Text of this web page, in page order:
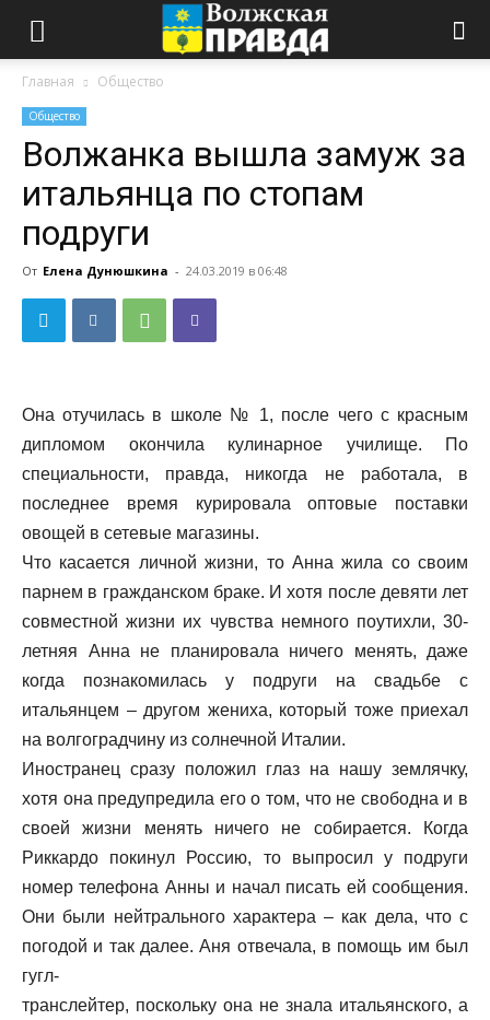
Главная Общество
Общество
Волжанка вышла замуж за
итальянца по стопам
подруги
От Елена Дунюшкина - 24.03.2019 в 06:48
Она отучилась в школе № 1, после чего с красным
дипломом окончила кулинарное училище. По
специальности, правда, никогда не работала, в
последнее время курировала оптовые поставки
овощей в сетевые магазины.
Что касается личной жизни, то Анна жила со своим
парнем в гражданском браке. И хотя после девяти лет
совместной жизни их чувства немного поутихли, 30-
летняя Анна не планировала ничего менять, даже
когда познакомилась у подруги на свадьбе с
итальянцем – другом жениха, который тоже приехал
на волгоградчину из солнечной Италии.
Иностранец сразу положил глаз на нашу землячку,
хотя она предупредила его о том, что не свободна и в
своей жизни менять ничего не собирается. Когда
Риккардо покинул Россию, то выпросил у подруги
номер телефона Анны и начал писать ей сообщения.
Они были нейтрального характера – как дела, что с
погодой и так далее. Аня отвечала, в помощь им был
гугл-
транслейтер, поскольку она не знала итальянского, а